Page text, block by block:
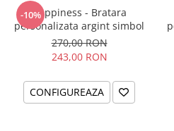
-10%Happiness - Bratara
personalizata argint simbol
270,00 RON
243,00 RON
CONFIGUREAZA